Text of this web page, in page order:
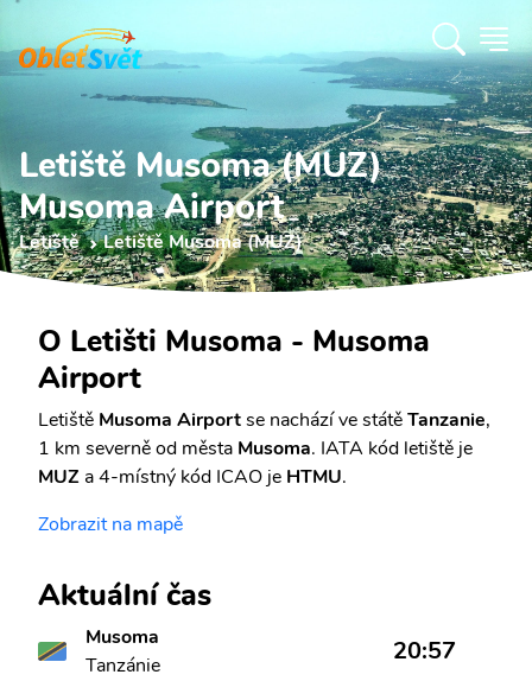
Letiště Musoma (MUZ)
Musoma Airport
Letiště Letiště Musoma (MUZ)
O Letišti Musoma - Musoma
Airport
Letiště Musoma Airportse nachází ve státěTanzanie,
1 km severně od města Musoma. IATA kód letiště je
MUZ a 4-místný kód ICAO je HTMU.
Zobrazit na mapě
Aktuální čas
Musoma
Tanzánie
20:57